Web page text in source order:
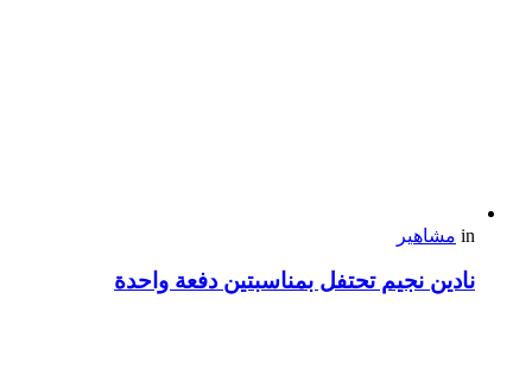
in مشاهير
نادين نجيم تحتفل بمناسبتين دفعة واحدة